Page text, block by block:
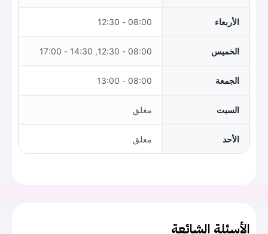
الأربعاء 08:00 - 12:30
الخميس 08:00 - 12:30, 14:30 - 17:00
الجمعة 08:00 - 13:00
السبت مغلق
الأحد مغلق
الأسئلة الشائعة